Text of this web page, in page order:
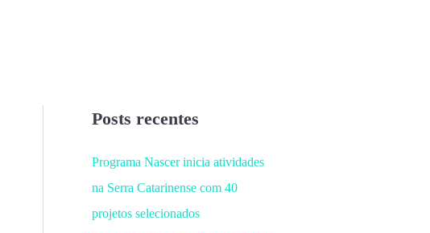
Posts recentes
Programa Nascer inicia atividades
na Serra Catarinense com 40
projetos selecionados